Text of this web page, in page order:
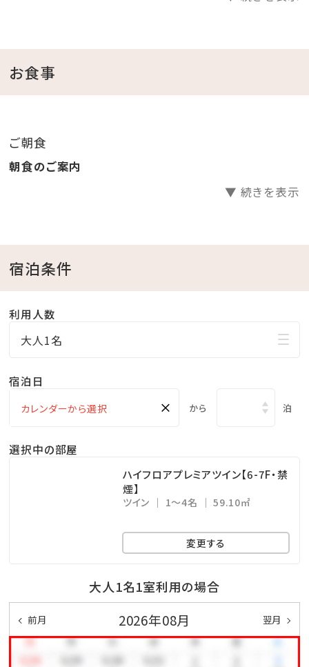
SERVICE＞のページよりご確認下さい。
が行います。)
・バスローブ・ビーチパーカー・セパレートタイプのナイ
＜館内施設のご案内＞
付 21：30）
・インドアプールご利用無料 ⇒ 8：00～22：00
00／7～9月 9：00～22：00(ナイトプール実施期間）
※屋外プールのご利用は、時期により営業時間が変更
・エステサロン「CREER DU SPA」 ⇒ 10：00～
21：00（最終受付20：00）※年中無休
・コインランドリー （有料） ⇒ 24時間営業（3階）
※全室禁煙ルームでございます。
※レストラン「天」のディナーをご希望の場合は、前日ま
での予約をお願い致します。
公式ホームページより、「Dinner」→「詳細を見る」よ
お食事
ご朝食
朝食のご案内
▼ 続きを表示
宿泊条件
利用人数
大人1名
宿泊日
× から 泊
選択中の部屋
ハイフロアプレミアツイン【6-7F・禁
煙】
ツイン 1～4名 59.10㎡
変更する
大人1名1室利用の場合
前月 2026年08月 翌月